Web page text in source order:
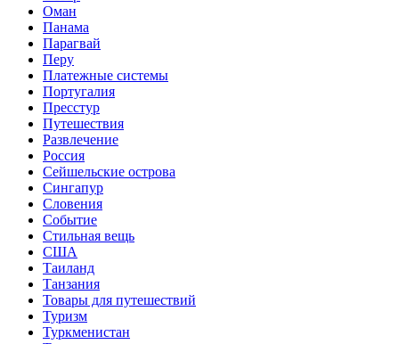
Оман
Панама
Парагвай
Перу
Платежные системы
Португалия
Пресстур
Путешествия
Развлечение
Россия
Сейшельские острова
Сингапур
Словения
Событие
Стильная вещь
США
Таиланд
Танзания
Товары для путешествий
Туризм
Туркменистан